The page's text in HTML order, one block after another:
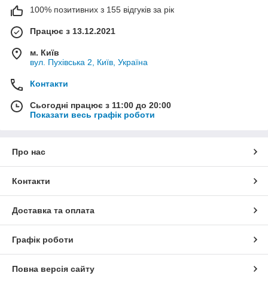
100% позитивних з 155 відгуків за рік
Працює з 13.12.2021
м. Київ
вул. Пухівська 2, Київ, Україна
Контакти
Сьогодні працює з 11:00 до 20:00
Показати весь графік роботи
Про нас
Контакти
Доставка та оплата
Графік роботи
Повна версія сайту